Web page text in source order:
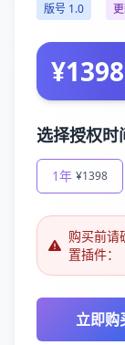
版号 1.0
选择授权时
1年 ¥1398
购买前请
置插件：
立即购